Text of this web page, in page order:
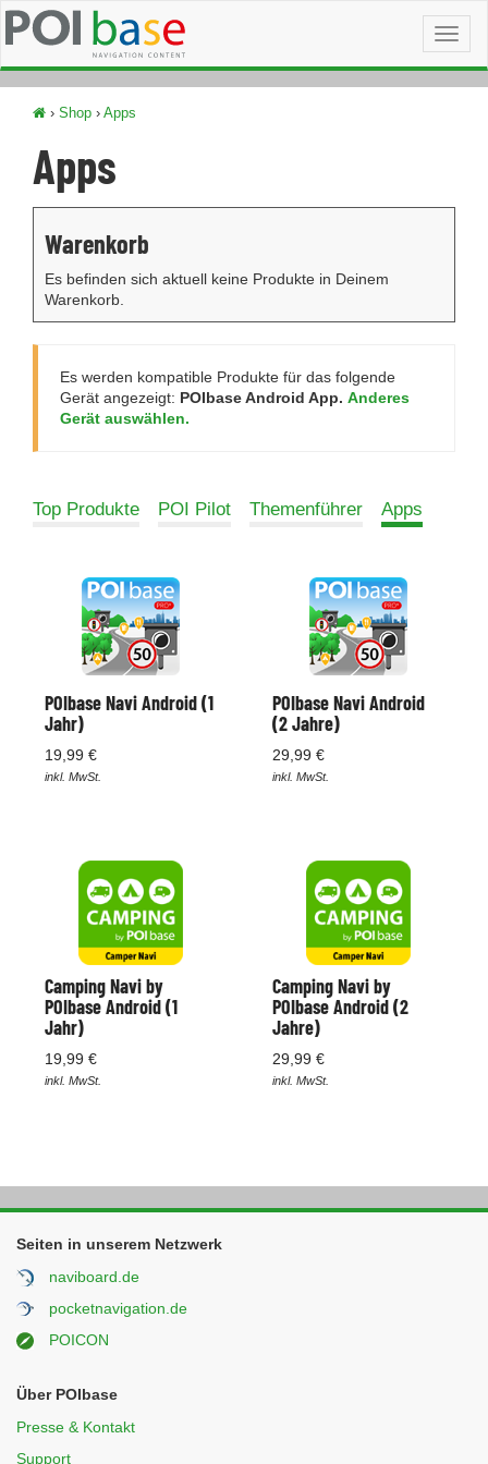
› Shop › Apps
Apps
Warenkorb
Es befinden sich aktuell keine Produkte in Deinem
Warenkorb.
Es werden kompatible Produkte für das folgende
Gerät angezeigt: POIbase Android App. Anderes
Gerät auswählen.
Top Produkte POI Pilot Themenführer Apps
POIbase Navi Android (1
Jahr)
19,99 €
inkl. MwSt.
POIbase Navi Android
(2 Jahre)
29,99 €
inkl. MwSt.
Camping Navi by
POIbase Android (1
Jahr)
19,99 €
inkl. MwSt.
Camping Navi by
POIbase Android (2
Jahre)
29,99 €
inkl. MwSt.
Seiten in unserem Netzwerk
naviboard.de
pocketnavigation.de
POICON
Über POIbase
Presse & Kontakt
Support